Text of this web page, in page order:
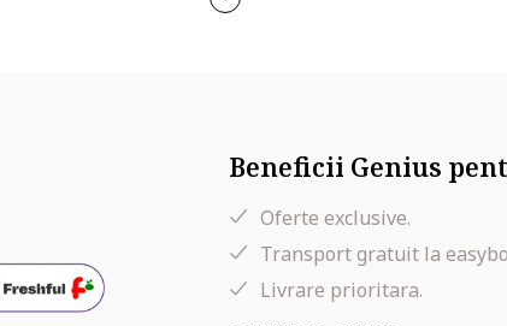
Beneficii Genius
Oferte exclusive.
Transport gratuit la
Livrare prioritara.